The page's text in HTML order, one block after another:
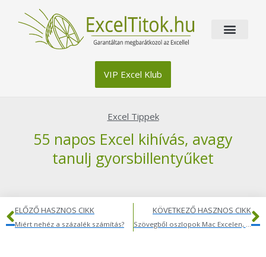
content
VIP Excel Klub
Excel Tippek
55 napos Excel kihívás, avagy
tanulj gyorsbillentyűket
Előző
ELŐZŐ HASZNOS CIKK
Miért nehéz a százalék számítás?
KÖVETKEZŐ HASZNOS CIKK
Szövegből oszlopok Mac Excelen, azaz hogyan darabolj szövegeket?